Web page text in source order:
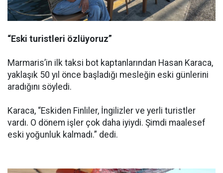
“Eski turistleri özlüyoruz”
Marmaris’in ilk taksi bot kaptanlarından Hasan Karaca,
yaklaşık 50 yıl önce başladığı mesleğin eski günlerini
aradığını söyledi.
Karaca, “Eskiden Finliler, İngilizler ve yerli turistler
vardı. O dönem işler çok daha iyiydi. Şimdi maalesef
eski yoğunluk kalmadı.” dedi.